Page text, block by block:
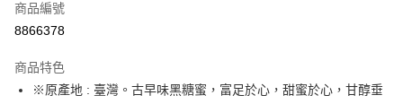
超商取貨付款
Apple Pay
商品編號
8866378
商品特色
※原產地 : 臺灣。古早味黑糖蜜，富足於心，甜蜜於心，甘醇垂